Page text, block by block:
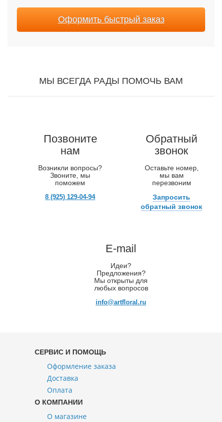
Оформить быстрый заказ
МЫ ВСЕГДА РАДЫ ПОМОЧЬ ВАМ
Позвоните
нам
Возникли вопросы?
Звоните, мы
поможем
8 (925) 129-04-94
Обратный
звонок
Оставьте номер,
мы вам
перезвоним
Запросить
обратный звонок
E-mail
Идеи?
Предложения?
Мы открыты для
любых вопросов
info@artfloral.ru
СЕРВИС И ПОМОЩЬ
Оформление заказа
Доставка
Оплата
О КОМПАНИИ
О магазине